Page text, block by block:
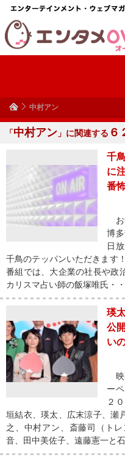
中村アン
「中村アン 」に関連する ６
千
に
番
お
博
日
千鳥のテッパンいただきま
番組では、大企業の社長や政
カリスマ占い師の飯塚唯氏・・
瑛
公
い
映
ー
２
垣結衣、瑛太、広末涼子、瀬
之、中村アン、斎藤司（ト
音、田中美佐子、遠藤憲一と